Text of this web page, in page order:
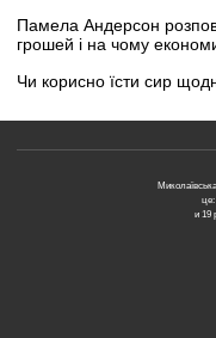
Памела Андерсон
грошей і на чому
Чи корисно їсти сир
це:
и 19